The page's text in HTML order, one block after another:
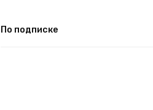
По подписке